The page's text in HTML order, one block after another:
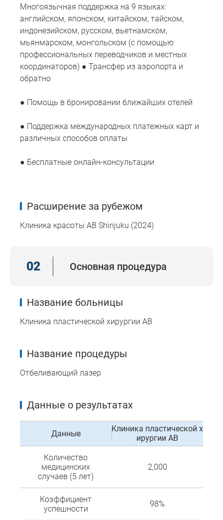
Многоязычная поддержка на 9 языках:
английском, японском, китайском, тайском,
индонезийском, русском, вьетнамском,
мьянмарском, монгольском (с помощью
профессиональных переводчиков и местных
координаторов) ● Трансфер из аэропорта и
обратно
● Помощь в бронировании ближайших отелей
● Поддержка международных платежных карт и
различных способов оплаты
● Бесплатные онлайн-консультации
Расширение за рубежом
Клиника красоты AB Shinjuku (2024)
02 Основная процедура
Название больницы
Клиника пластической хирургии AB
Название процедуры
Отбеливающий лазер
Данные о результатах
Данные
Клиника пластической х
ирургии AB
Количество
медицинских
случаев (5 лет)
2,000
Коэффициент
успешности
98%